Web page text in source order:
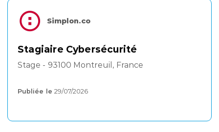
Simplon.co
Stagiaire Cybersécurité
Stage - 93100 Montreuil, France
Publiée le 29/07/2026